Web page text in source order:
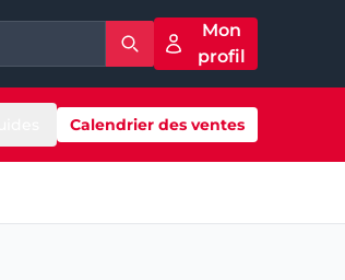
Mon
profil
Calendrier des ventes